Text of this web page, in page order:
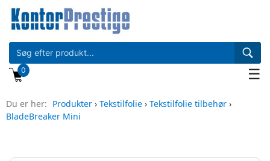
0 ☰
Du er her: Produkter › Tekstilfolie › Tekstilfolie tilbehør ›
BladeBreaker Mini